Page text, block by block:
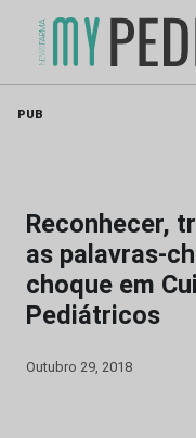
PUB
Reconhecer,
as palavras-
choque em
Pediátricos
Outubro 29, 2018